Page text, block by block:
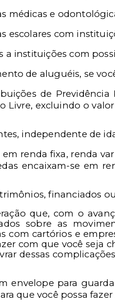
médicas e
escolares com
a instituições com
de aluguéis, se
de
Livre, excluindo o
independente de
renda fixa, renda
encaixam-se em
financiados
que, com o
sobre as
com cartórios e
com que você seja
dessas
envelope para
que você possa